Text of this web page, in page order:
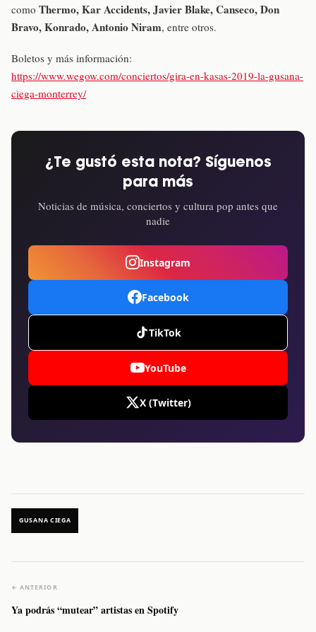
como Thermo, Kar Accidents, Javier Blake, Canseco, Don
Bravo, Konrado, Antonio Niram, entre otros.
Boletos y más información:
https://www.wegow.com/conciertos/gira-en-kasas-2019-la-gusana-
ciega-monterrey/
¿Te gustó esta nota? Síguenos
para más
Noticias de música, conciertos y cultura pop antes que
nadie
Instagram
Facebook
TikTok
YouTube
X (Twitter)
GUSANA CIEGA
← ANTERIOR
Ya podrás “mutear” artistas en Spotify